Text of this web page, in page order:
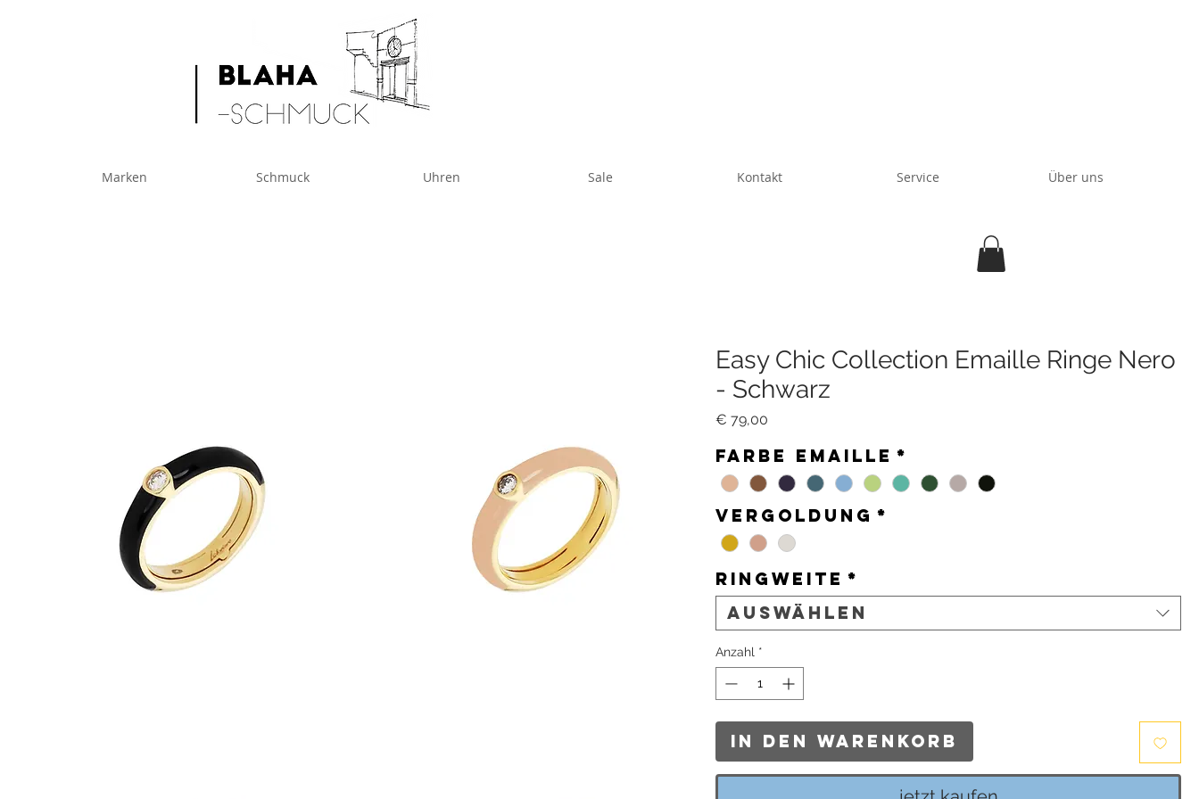
Marken Schmuck Uhren Sale Kontakt Service Über uns
Easy Chic Collection Emaille Ringe Nero
- Schwarz
€ 79,00
Farbe Emaille *
Vergoldung *
Ringweite *
Auswählen
Anzahl *
In den Warenkorb